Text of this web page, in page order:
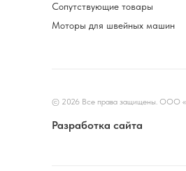
Сопутствующие товары
Моторы для швейных машин
© 2026 Все права защищены. ООО
Разработка сайта